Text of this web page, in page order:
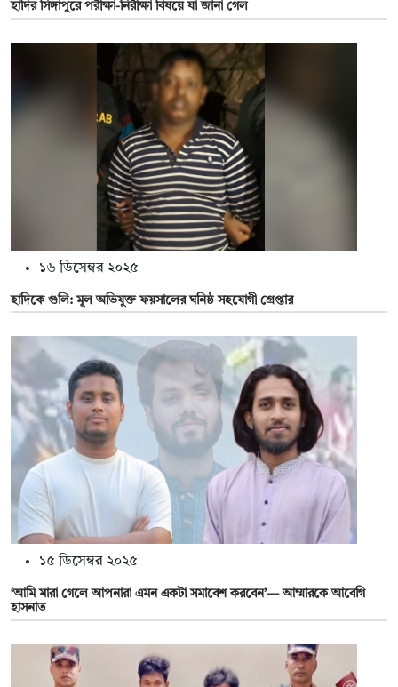
হাদির সিঙ্গাপুরে পরীক্ষা-নিরীক্ষা বিষয়ে যা জানা গেল
১৬ ডিসেম্বর ২০২৫
হাদিকে গুলি: মূল অভিযুক্ত ফয়সালের ঘনিষ্ঠ সহযোগী গ্রেপ্তার
১৫ ডিসেম্বর ২০২৫
‘আমি মারা গেলে আপনারা এমন একটা সমাবেশ করবেন’— আম্মারকে আবেগি
হাসনাত